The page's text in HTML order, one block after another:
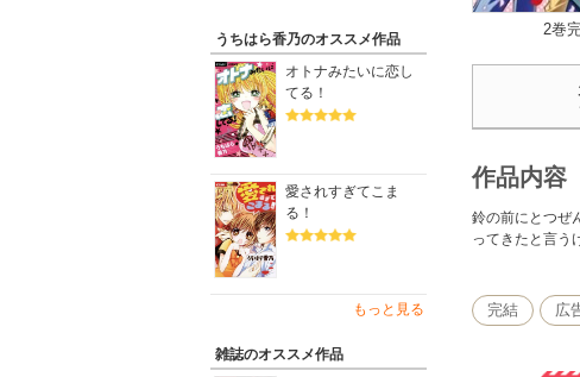
うちはら香乃のオススメ作品
オトナみたいに恋し
てる！
愛されすぎてこま
る！
もっと見る
雑誌のオススメ作品
2巻
作品内容
鈴の前にとつぜ
ってきたと言う
完結 広